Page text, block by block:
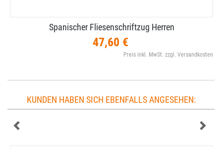
Spanischer Fliesenschriftzug Herren
47,60 €
Preis inkl. MwSt. zzgl. Versandkosten
KUNDEN HABEN SICH EBENFALLS ANGESEHEN: